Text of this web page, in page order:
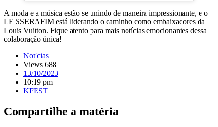
A moda e a música estão se unindo de maneira impressionante, e o
LE SSERAFIM está liderando o caminho como embaixadores da
Louis Vuitton. Fique atento para mais notícias emocionantes dessa
colaboração única!
Notícias
Views 688
13/10/2023
10:19 pm
KFEST
Compartilhe a matéria